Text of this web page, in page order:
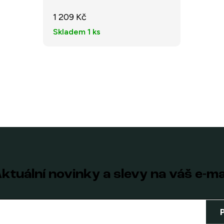
1 209 Kč
Skladem 1 ks
novinky a slevy na váš e-